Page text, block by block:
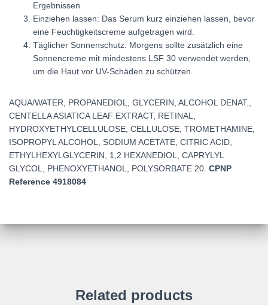
Ergebnissen
Einziehen lassen: Das Serum kurz einziehen lassen, bevor
eine Feuchtigkeitscreme aufgetragen wird.
Täglicher Sonnenschutz: Morgens sollte zusätzlich eine
Sonnencreme mit mindestens LSF 30 verwendet werden,
um die Haut vor UV-Schäden zu schützen.
AQUA/WATER, PROPANEDIOL, GLYCERIN, ALCOHOL DENAT.,
CENTELLA ASIATICA LEAF EXTRACT, RETINAL,
HYDROXYETHYLCELLULOSE, CELLULOSE, TROMETHAMINE,
ISOPROPYL ALCOHOL, SODIUM ACETATE, CITRIC ACID,
ETHYLHEXYLGLYCERIN, 1,2 HEXANEDIOL, CAPRYLYL
GLYCOL, PHENOXYETHANOL, POLYSORBATE 20. CPNP
Reference 4918084
Related products